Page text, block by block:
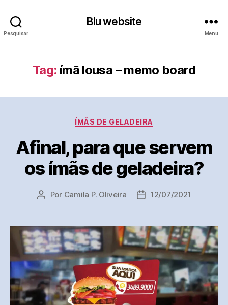
Pesquisar
Blu website
Menu
Tag: ímã lousa – memo board
Categorias
ÍMÃS DE GELADEIRA
Afinal, para que servem
os ímãs de geladeira?
Autor
Por Camila P. Oliveira
Data12/07/2021